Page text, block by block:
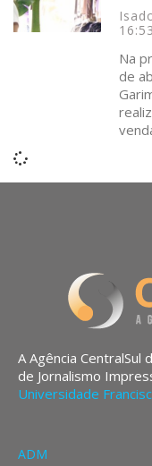
16:53
Na
de
A Agência
de Jornalismo
Universidade
ADM